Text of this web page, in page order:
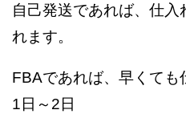
自己発送であれば、仕
れます。
FBAであれば、早くても
1日～2日